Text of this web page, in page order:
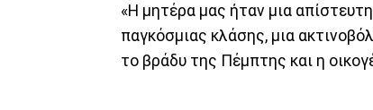
«Η μητέρα μας ήταν μια
παγκόσμιας κλάσης, μια
το βράδυ της Πέμπτης και η